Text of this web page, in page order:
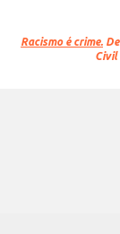
Racismo é crime.
Civil